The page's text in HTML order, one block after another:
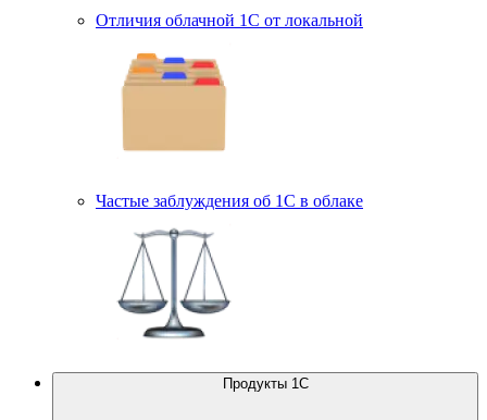
Отличия облачной 1С от локальной
Частые заблуждения об 1С в облаке
Продукты 1С